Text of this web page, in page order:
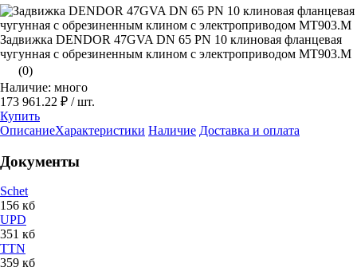
Задвижка DENDOR 47GVA DN 65 PN 10 клиновая фланцевая
чугунная с обрезиненным клином с электроприводом МТ903.M
(0)
Наличие: много
173 961.22 ₽ / шт.
Купить
ОписаниеХарактеристики Наличие Доставка и оплата
Документы
Schet
156 кб
UPD
351 кб
TTN
359 кб